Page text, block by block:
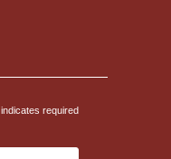
indicates required